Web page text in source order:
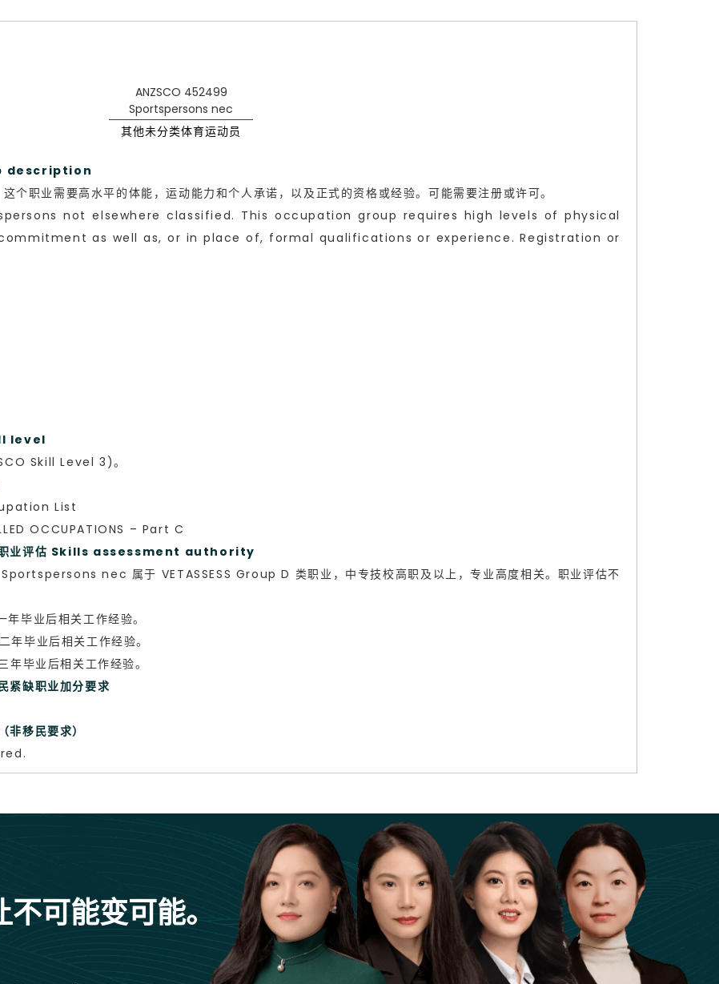
ANZSCO 452499
Sportspersons nec
其他未分类体育运动员
description
个职业需要高水平的体能，运动能力和个人承诺，以及正式的资格或经验。可能需要注册或许可。
not elsewhere classified. This occupation group requires high levels of physical
as well as, or in place of, formal qualifications or experience. Registration or
level
Skill Level 3)。
List
OCCUPATIONS – Part C
职业评估 Skills assessment authority
nec 属于 VETASSESS Group D 类职业，中专技校高职及以上，专业高度相关。职业评估不
毕业后相关工作经验。
毕业后相关工作经验。
毕业后相关工作经验。
紧缺职业加分要求
移民要求）
可能变可能。